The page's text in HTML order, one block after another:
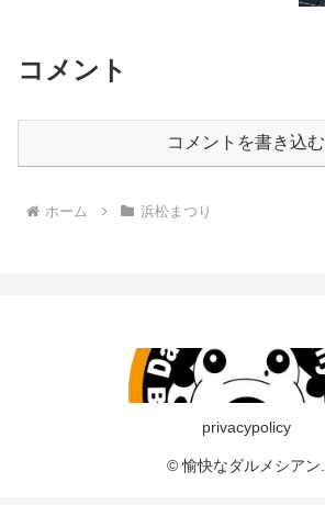
コメント
コメントを書き込む
ホーム 浜松まつり
privacypolicy
© 愉快なダルメシアン.